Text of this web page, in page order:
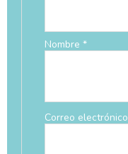
Nombre *
Correo electrónico